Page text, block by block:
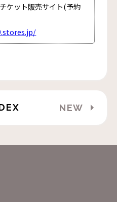
ケット販売サイト(予約
NEW